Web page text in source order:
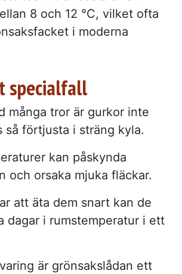
8 och 12 °C, vilket ofta
i moderna
specialfall
många tror är gurkor inte
så förtjusta i sträng kyla.
kan påskynda
och orsaka mjuka fläckar.
att äta dem snart kan de
dagar i rumstemperatur i ett
är grönsakslådan ett